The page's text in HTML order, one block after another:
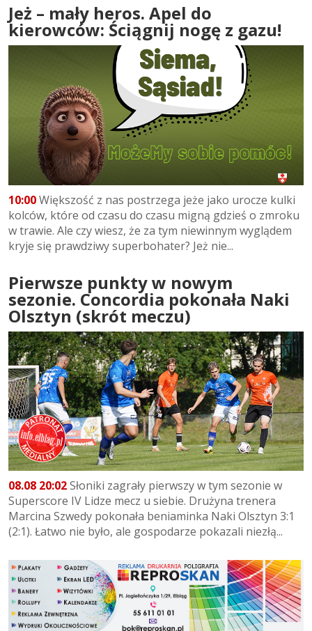
Jeż – mały heros. Apel do
kierowców: Ściągnij nogę z gazu!
10:00Większość z nas postrzega jeże jako urocze kulki
kolców, które od czasu do czasu migną gdzieś o zmroku
w trawie. Ale czy wiesz, że za tym niewinnym wyglądem
kryje się prawdziwy superbohater? Jeż nie...
Pierwsze punkty w nowym
sezonie. Concordia pokonała Naki
Olsztyn (skrót meczu)
08.08 20:02Słoniki zagrały pierwszy w tym sezonie w
Superscore IV Lidze mecz u siebie. Drużyna trenera
Marcina Szwedy pokonała beniaminka Naki Olsztyn 3:1
(2:1). Łatwo nie było, ale gospodarze pokazali niezłą...